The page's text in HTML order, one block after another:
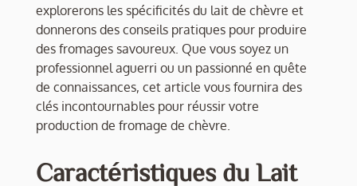
explorerons les spécificités du lait de chèvre et
donnerons des conseils pratiques pour produire
des fromages savoureux. Que vous soyez un
professionnel aguerri ou un passionné en quête
de connaissances, cet article vous fournira des
clés incontournables pour réussir votre
production de fromage de chèvre.
Caractéristiques du Lait